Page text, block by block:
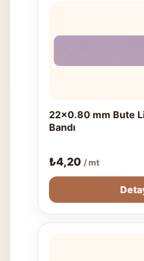
22x0.80 mm Bute
Bandı
₺4,20 / mt